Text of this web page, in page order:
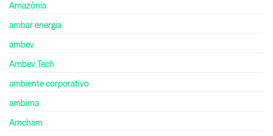
Amazônia
ambar energia
ambev
Ambev Tech
ambiente corporativo
ambima
Amcham